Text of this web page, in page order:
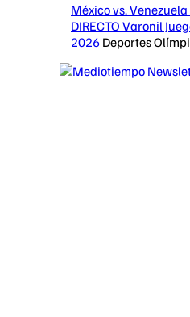
México vs. Venezuela
DIRECTO Varonil
2026 Deportes